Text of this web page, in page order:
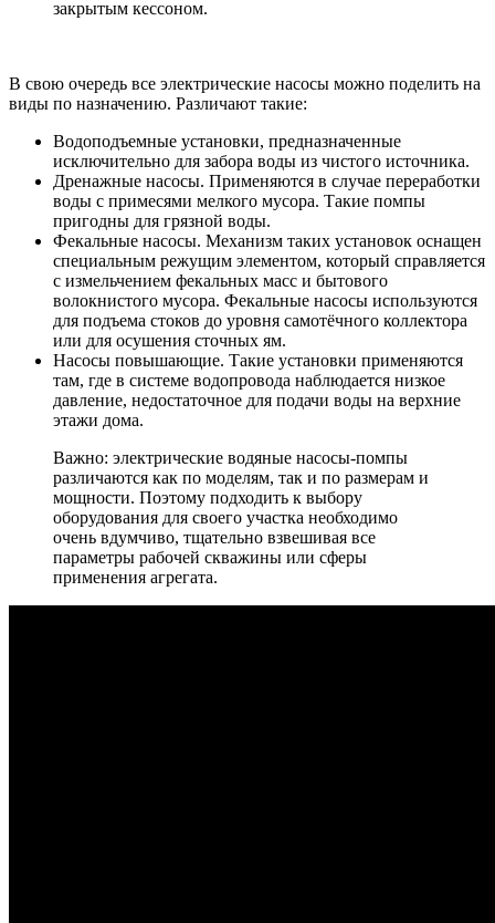
закрытым кессоном.
В свою очередь все электрические насосы можно поделить на
виды по назначению. Различают такие:
Водоподъемные установки, предназначенные
исключительно для забора воды из чистого источника.
Дренажные насосы. Применяются в случае переработки
воды с примесями мелкого мусора. Такие помпы
пригодны для грязной воды.
Фекальные насосы. Механизм таких установок оснащен
специальным режущим элементом, который справляется
с измельчением фекальных масс и бытового
волокнистого мусора. Фекальные насосы используются
для подъема стоков до уровня самотёчного коллектора
или для осушения сточных ям.
Насосы повышающие. Такие установки применяются
там, где в системе водопровода наблюдается низкое
давление, недостаточное для подачи воды на верхние
этажи дома.
Важно: электрические водяные насосы-помпы
различаются как по моделям, так и по размерам и
мощности. Поэтому подходить к выбору
оборудования для своего участка необходимо
очень вдумчиво, тщательно взвешивая все
параметры рабочей скважины или сферы
применения агрегата.